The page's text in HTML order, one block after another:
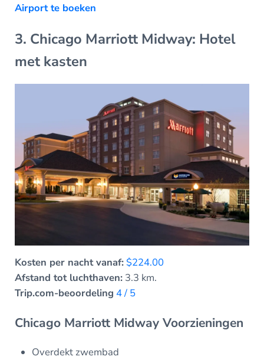
Airport te boeken
3. Chicago Marriott Midway: Hotel
met kasten
Kosten per nacht vanaf: $224.00
Afstand tot luchthaven:3.3 km.
Trip.com-beoordeling 4 / 5
Chicago Marriott Midway Voorzieningen
Overdekt zwembad